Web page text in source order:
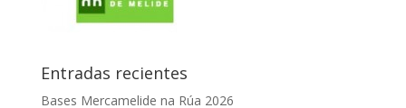
Entradas recientes
Bases Mercamelide na Rúa 2026